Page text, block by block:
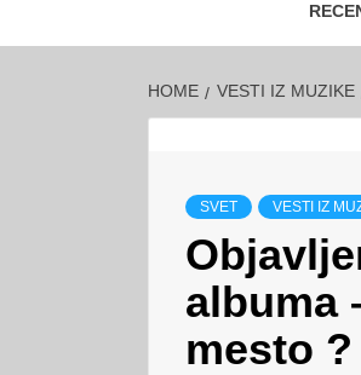
HOME VESTI IZ MUZIKE
SVET VESTI IZ
albuma
mesto ?